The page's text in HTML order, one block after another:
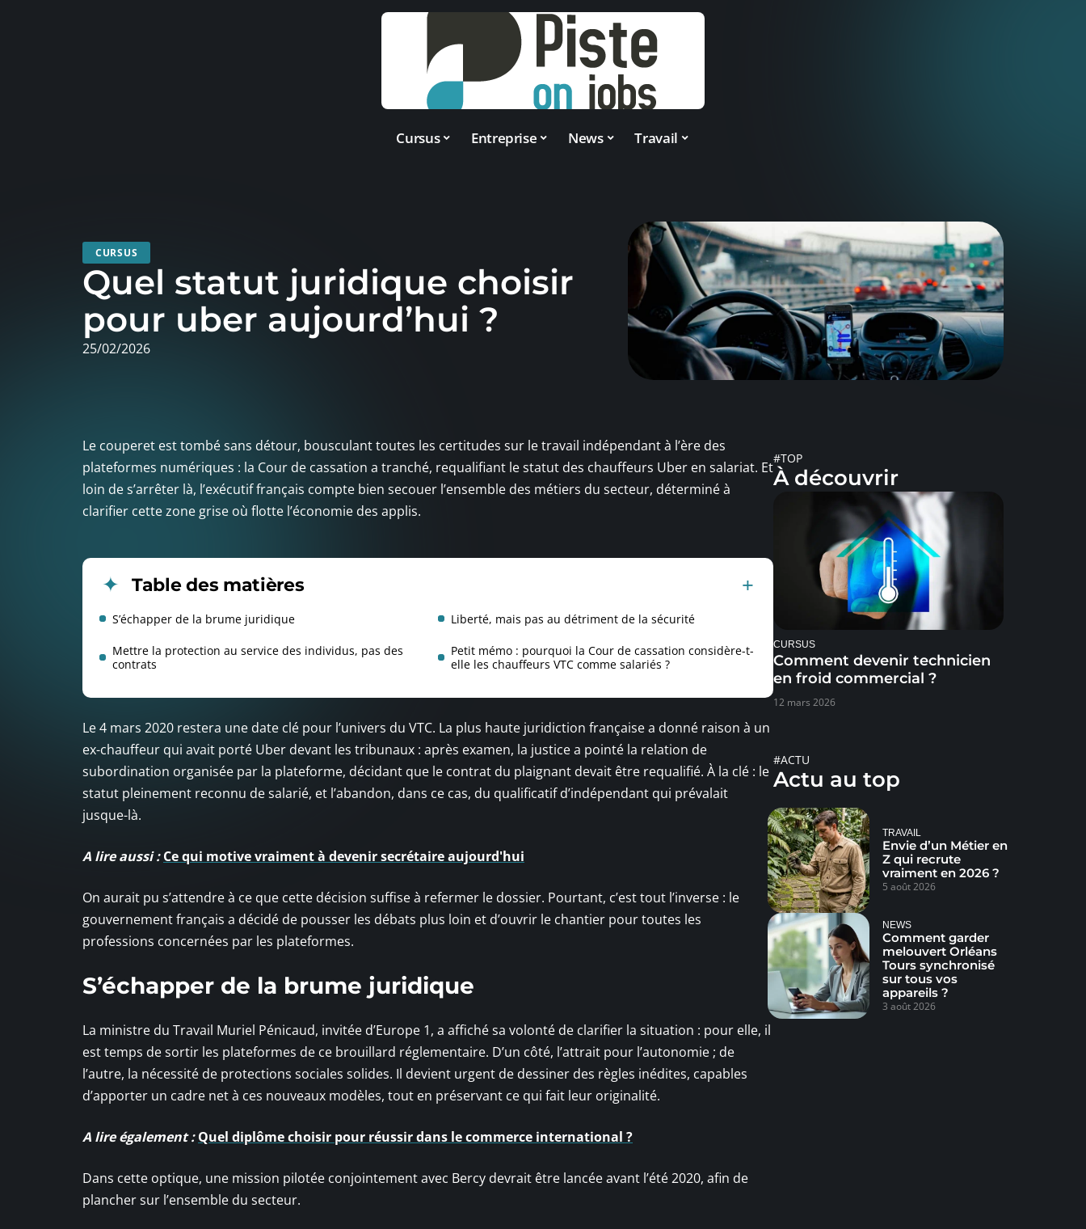
Cursus Entreprise News Travail
CURSUS
Quel statut juridique choisir
pour uber aujourd’hui ?
25/02/2026
Le couperet est tombé sans détour, bousculant toutes les certitudes sur le travail indépendant à l’ère des
plateformes numériques : la Cour de cassation a tranché, requalifiant le statut des chauffeurs Uber en salariat. Et
loin de s’arrêter là, l’exécutif français compte bien secouer l’ensemble des métiers du secteur, déterminé à
clarifier cette zone grise où flotte l’économie des applis.
Table des matières
S’échapper de la brume juridique Liberté, mais pas au détriment de la sécurité
Mettre la protection au service des individus, pas des
contrats
Petit mémo : pourquoi la Cour de cassation considère-t-
elle les chauffeurs VTC comme salariés ?
Le 4 mars 2020 restera une date clé pour l’univers du VTC. La plus haute juridiction française a donné raison à un
ex-chauffeur qui avait porté Uber devant les tribunaux : après examen, la justice a pointé la relation de
subordination organisée par la plateforme, décidant que le contrat du plaignant devait être requalifié. À la clé : le
statut pleinement reconnu de salarié, et l’abandon, dans ce cas, du qualificatif d’indépendant qui prévalait
jusque-là.
A lire aussi : Ce qui motive vraiment à devenir secrétaire aujourd'hui
On aurait pu s’attendre à ce que cette décision suffise à refermer le dossier. Pourtant, c’est tout l’inverse : le
gouvernement français a décidé de pousser les débats plus loin et d’ouvrir le chantier pour toutes les
professions concernées par les plateformes.
S’échapper de la brume juridique
La ministre du Travail Muriel Pénicaud, invitée d’Europe 1, a affiché sa volonté de clarifier la situation : pour elle, il
est temps de sortir les plateformes de ce brouillard réglementaire. D’un côté, l’attrait pour l’autonomie ; de
l’autre, la nécessité de protections sociales solides. Il devient urgent de dessiner des règles inédites, capables
d’apporter un cadre net à ces nouveaux modèles, tout en préservant ce qui fait leur originalité.
A lire également : Quel diplôme choisir pour réussir dans le commerce international ?
Dans cette optique, une mission pilotée conjointement avec Bercy devrait être lancée avant l’été 2020, afin de
plancher sur l’ensemble du secteur.
#TOP
À découvrir
CURSUS
Comment devenir technicien
en froid commercial ?
12 mars 2026
#ACTU
Actu au top
TRAVAIL
Envie d’un Métier en
Z qui recrute
vraiment en 2026 ?
5 août 2026
NEWS
Comment garder
melouvert Orléans
Tours synchronisé
sur tous vos
appareils ?
3 août 2026